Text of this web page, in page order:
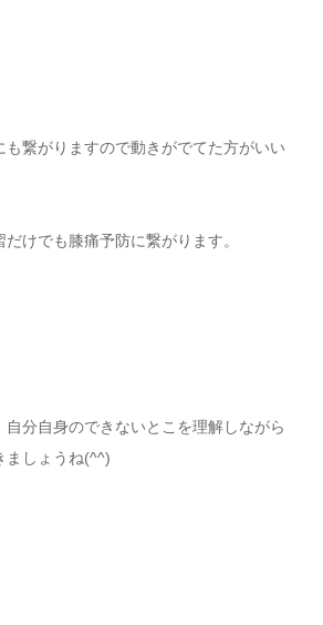
も繋がりますので動きがでてた方がいい
けでも膝痛予防に繋がります。
自分自身のできないとこを理解しながら
ましょうね(^^)